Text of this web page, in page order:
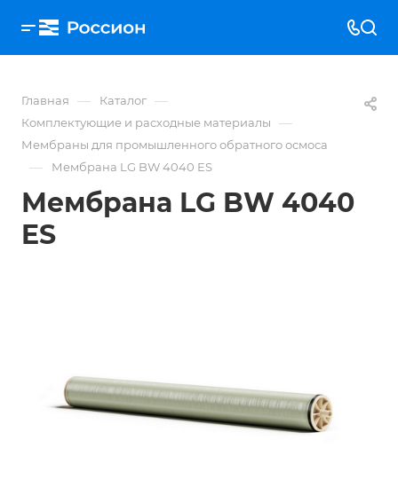
Главная — Каталог —
Комплектующие и расходные материалы —
Мембраны для промышленного обратного осмоса
— Мембрана LG BW 4040 ES
Мембрана LG BW 4040
ES